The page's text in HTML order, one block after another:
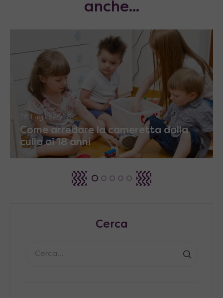
anche...
28 Luglio 2026
Come arredare la cameretta dalla
culla ai 18 anni
Cerca